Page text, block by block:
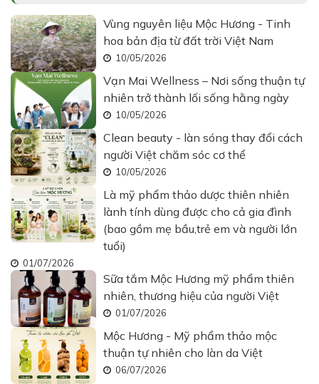
Vùng nguyên liệu Mộc Hương - Tinh
hoa bản địa từ đất trời Việt Nam
10/05/2026
Vạn Mai Wellness – Nơi sống thuận tự
nhiên trở thành lối sống hằng ngày
10/05/2026
Clean beauty - làn sóng thay đổi cách
người Việt chăm sóc cơ thể
10/05/2026
Là mỹ phẩm thảo dược thiên nhiên
lành tính dùng được cho cả gia đình
(bao gồm mẹ bầu,trẻ em và người lớn
tuổi)
01/07/2026
Sữa tắm Mộc Hương mỹ phẩm thiên
nhiên, thương hiệu của người Việt
01/07/2026
Mộc Hương - Mỹ phẩm thảo mộc
thuận tự nhiên cho làn da Việt
06/07/2026